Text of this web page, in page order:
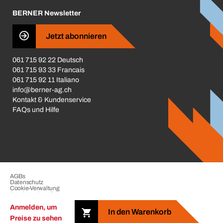
Anmelden, um
Preise zu sehen
In den Warenkorb
Business Conduct
BERNER Newsletter
Jetzt abonnieren
061 715 92 22 Deutsch
061 715 93 33 Francais
061 715 92 11 Italiano
info@berner-ag.ch
Kontakt & Kundenservice
FAQs und Hilfe
Copyright © 2026 der BERNER Gruppe. Alle Rechte vorbehalten.
AGBs
Datenschutz
Cookie-Verwaltung
Beschwerdeverfahren